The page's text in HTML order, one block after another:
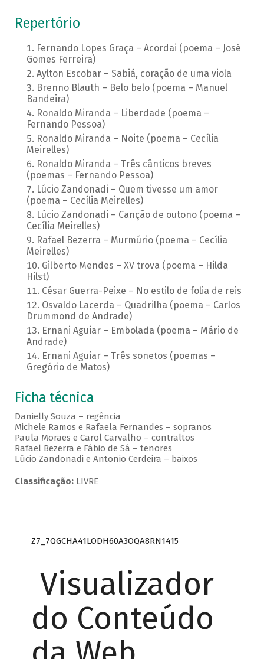
Repertório
Fernando Lopes Graça – Acordai (poema – José
Gomes Ferreira)
Aylton Escobar – Sabiá, coração de uma viola
Brenno Blauth – Belo belo (poema – Manuel
Bandeira)
Ronaldo Miranda – Liberdade (poema –
Fernando Pessoa)
Ronaldo Miranda – Noite (poema – Cecília
Meirelles)
Ronaldo Miranda – Três cânticos breves
(poemas – Fernando Pessoa)
Lúcio Zandonadi – Quem tivesse um amor
(poema – Cecília Meirelles)
Lúcio Zandonadi – Canção de outono (poema –
Cecília Meirelles)
Rafael Bezerra – Murmúrio (poema – Cecília
Meirelles)
Gilberto Mendes – XV trova (poema – Hilda
Hilst)
César Guerra-Peixe – No estilo de folia de reis
Osvaldo Lacerda – Quadrilha (poema – Carlos
Drummond de Andrade)
Ernani Aguiar – Embolada (poema – Mário de
Andrade)
Ernani Aguiar – Três sonetos (poemas –
Gregório de Matos)
Ficha técnica
Danielly Souza – regência
Michele Ramos e Rafaela Fernandes – sopranos
Paula Moraes e Carol Carvalho – contraltos
Rafael Bezerra e Fábio de Sá – tenores
Lúcio Zandonadi e Antonio Cerdeira – baixos
Classificação:LIVRE
Z7_7QGCHA41LODH60A3OQA8RN1415
Visualizador
do Conteúdo